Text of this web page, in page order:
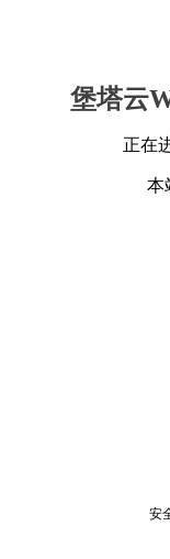
堡塔云
正在
本
安